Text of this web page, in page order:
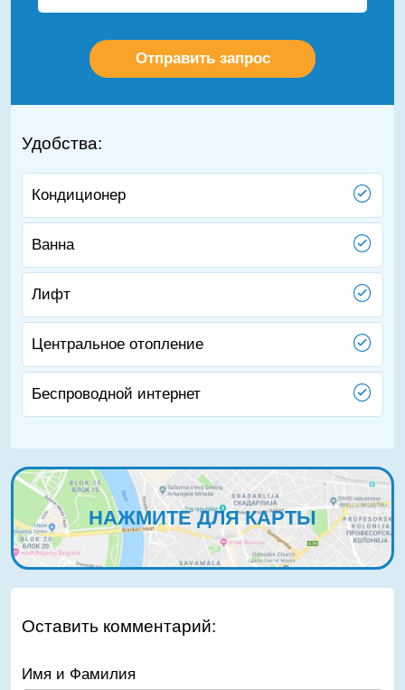
Удобства:
Кондиционер
Ванна
Лифт
Центральное отопление
Беспроводной интернет
НАЖМИТЕ ДЛЯ КАРТЫ
Оставить комментарий:
Имя и Фамилия